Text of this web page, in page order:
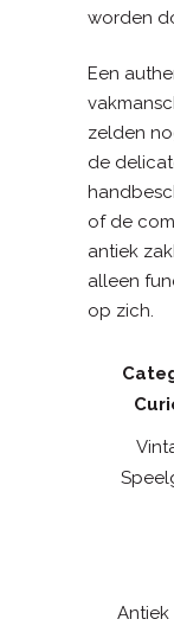
worden
Een
zelden
de
of de
antiek
alleen
op zich.
Antiek